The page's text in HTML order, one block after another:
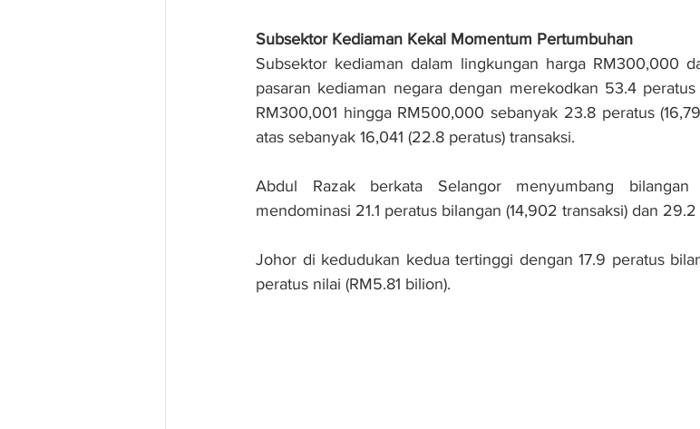
Subsektor Kediaman Kekal Momentum Pertumbuhan
Subsektor kediaman dalam lingkungan harga RM300,000
pasaran kediaman negara dengan merekodkan 53.4
RM300,001 hingga RM500,000 sebanyak 23.8 peratus
atas sebanyak 16,041 (22.8 peratus) transaksi.
Abdul Razak berkata Selangor menyumbang
mendominasi 21.1 peratus bilangan (14,902 transaksi) dan
Johor di kedudukan kedua tertinggi dengan 17.9 peratus
peratus nilai (RM5.81 bilion).